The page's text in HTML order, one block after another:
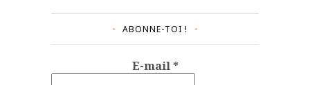
ABONNE-TOI !
E-mail*